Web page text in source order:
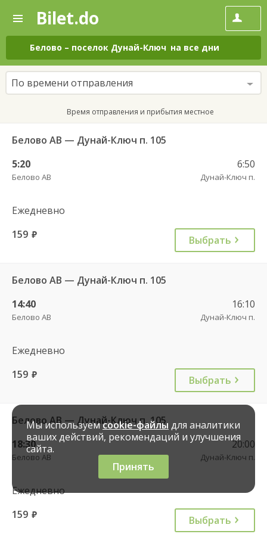
—
Поиск
и
покупка
билетов
на
автобус
онлайн
Bilet.do
Белово – поселок Дунай-Ключ на все дни
По времени отправления
Время отправления и прибытия местное
Белово АВ — Дунай-Ключ п. 105
5:20
Белово АВ
6:50
Дунай-Ключ п.
Ежедневно
159 руб. Выбрать
Белово АВ — Дунай-Ключ п. 105
14:40
Белово АВ
16:10
Дунай-Ключ п.
Ежедневно
159 руб. Выбрать
Белово АВ — Дунай-Ключ п. 105
18:30
Белово АВ
20:00
Дунай-Ключ п.
Ежедневно
159 руб. Выбрать
Мы используемcookie-файлы для аналитики
ваших действий, рекомендаций и улучшения
сайта.
Принять